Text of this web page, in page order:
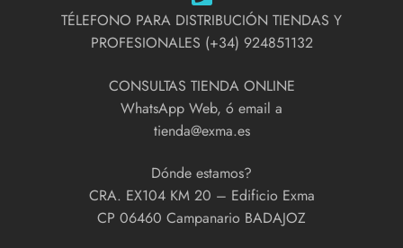
TÉLEFONO PARA DISTRIBUCIÓN TIENDAS Y
PROFESIONALES (+34) 924851132
CONSULTAS TIENDA ONLINE
WhatsApp Web, ó email a
tienda@exma.es
Dónde estamos?
CRA. EX104 KM 20 – Edificio Exma
CP 06460 Campanario BADAJOZ